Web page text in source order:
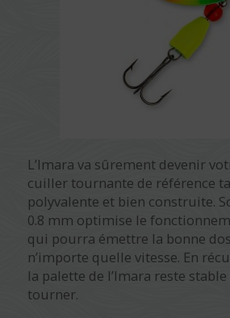
L’Imara va sûrement devenir
cuiller tournante de référence
polyvalente et bien construite.
0.8 mm optimise le
qui pourra émettre la bonne
n’importe quelle vitesse. En
la palette de l’Imara reste stable
tourner.